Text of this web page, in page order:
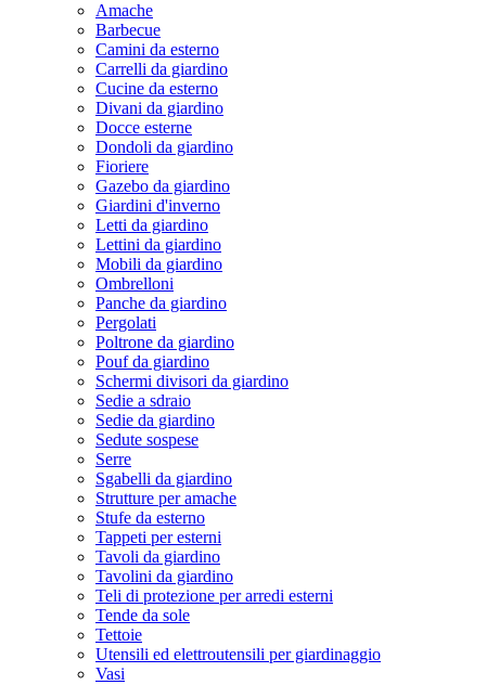
Amache
Barbecue
Camini da esterno
Carrelli da giardino
Cucine da esterno
Divani da giardino
Docce esterne
Dondoli da giardino
Fioriere
Gazebo da giardino
Giardini d'inverno
Letti da giardino
Lettini da giardino
Mobili da giardino
Ombrelloni
Panche da giardino
Pergolati
Poltrone da giardino
Pouf da giardino
Schermi divisori da giardino
Sedie a sdraio
Sedie da giardino
Sedute sospese
Serre
Sgabelli da giardino
Strutture per amache
Stufe da esterno
Tappeti per esterni
Tavoli da giardino
Tavolini da giardino
Teli di protezione per arredi esterni
Tende da sole
Tettoie
Utensili ed elettroutensili per giardinaggio
Vasi